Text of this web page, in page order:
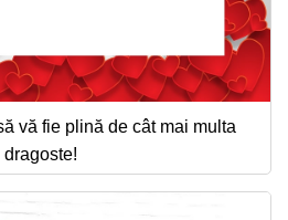
vă fie plină de cât mai multa
dragoste!